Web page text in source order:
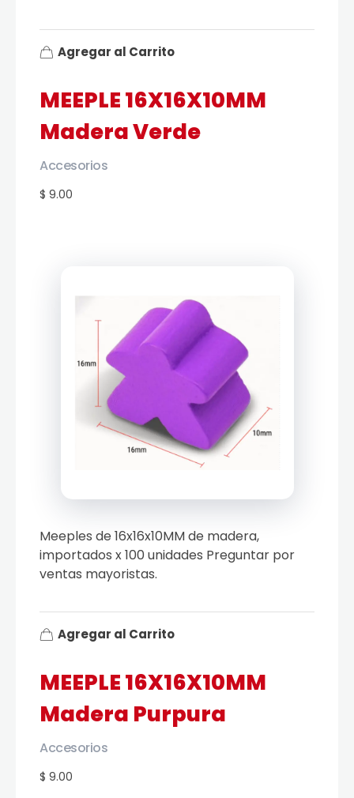
MEEPLE 16X16X10MM
Madera Verde
$ 9.00
Accesorios
Agregar al Carrito
MEEPLE 16X16X10MM
Madera Purpura
$ 9.00
Accesorios
Meeples de 16x16x10MM de madera,
importados x 100 unidades Preguntar por
ventas mayoristas.
Agregar al Carrito